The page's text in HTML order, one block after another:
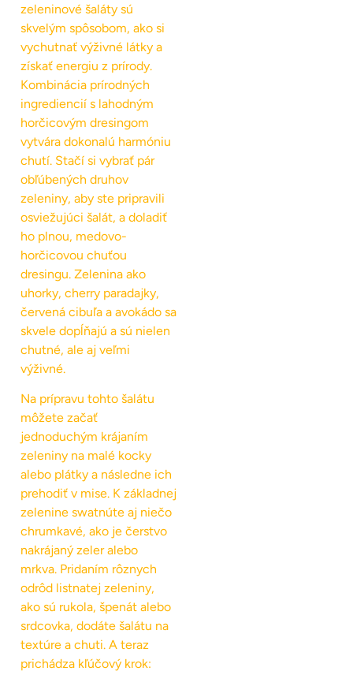
zeleninové šaláty sú
skvelým spôsobom, ako si
vychutnať výživné látky a
získať energiu z prírody.
Kombinácia prírodných
ingrediencií s lahodným
horčicovým dresingom
vytvára dokonalú harmóniu
chutí. Stačí si vybrať pár
obľúbených druhov
zeleniny, aby ste pripravili
osviežujúci šalát, a doladiť
ho plnou, medovo-
horčicovou chuťou
dresingu. Zelenina ako
uhorky, cherry paradajky,
červená cibuľa a avokádo sa
skvele dopĺňajú a sú nielen
chutné, ale aj veľmi
výživné.
Na prípravu tohto šalátu
môžete začať
jednoduchým krájaním
zeleniny na malé kocky
alebo plátky a následne ich
prehodiť v mise. K základnej
zelenine swatnúte aj niečo
chrumkavé, ako je čerstvo
nakrájaný zeler alebo
mrkva. Pridaním rôznych
odrôd listnatej zeleniny,
ako sú rukola, špenát alebo
srdcovka, dodáte šalátu na
textúre a chuti. A teraz
prichádza kľúčový krok: